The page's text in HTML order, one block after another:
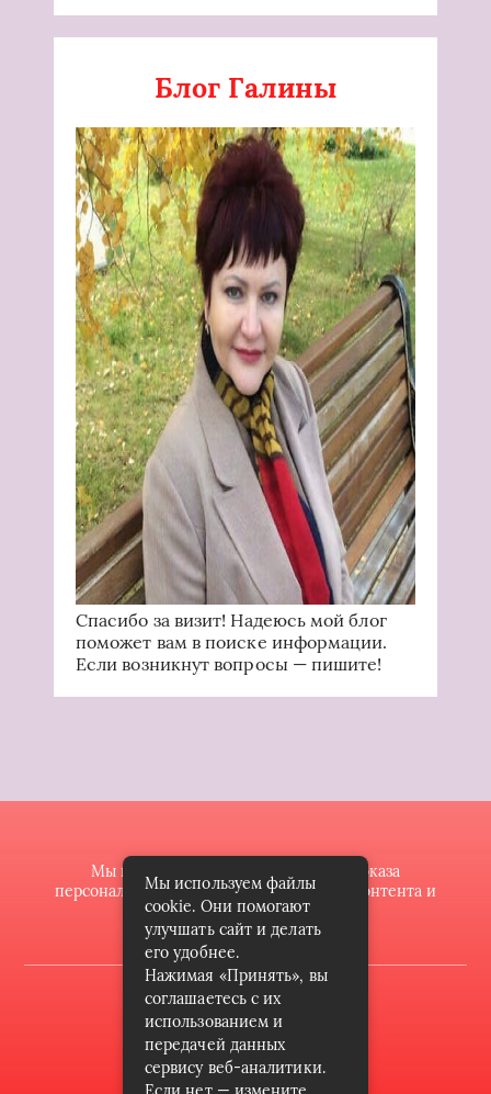
Блог Галины
Спасибо за визит! Надеюсь мой блог
поможет вам в поиске информации.
Если возникнут вопросы — пишите!
Мы используем файлы cookie для показа
персонализированной рекламы и/или контента и
анализа нашего трафика.
2022 © butik-doll.ru
Карта сайта
Контакты
Мы используем файлы
cookie. Они помогают
улучшать сайт и делать
его удобнее.
Нажимая «Принять», вы
соглашаетесь с их
использованием и
передачей данных
сервису веб-аналитики.